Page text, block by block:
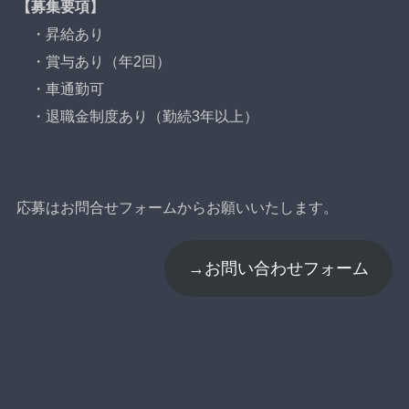
【募集要項】
・昇給あり
・賞与あり（年2回）
・車通勤可
・退職金制度あり（勤続3年以上）
応募はお問合せフォームからお願いいたします。
→お問い合わせフォーム